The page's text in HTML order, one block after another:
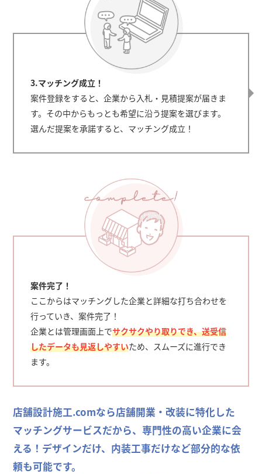
3.マッチング成立！
案件登録をすると、企業から入札・見積提案が届きま
す。その中からもっとも希望に沿う提案を選びます。
選んだ提案を承諾すると、マッチング成立！
案件完了！
ここからはマッチングした企業と詳細な打ち合わせを
行っていき、案件完了！
企業とは管理画面上でサクサクやり取りでき、送受信
したデータも見返しやすいため、スムーズに進行でき
ます。
店舗設計施工.comなら店舗開業・改装に特化した
マッチングサービスだから、専門性の高い企業に会
える！デザインだけ、内装工事だけなど部分的な依
頼も可能です。